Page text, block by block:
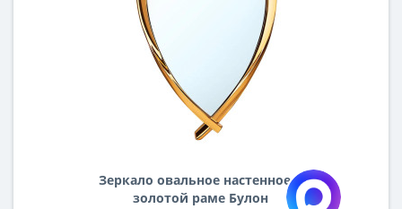
Зеркало овальное настенное в
золотой раме Булон